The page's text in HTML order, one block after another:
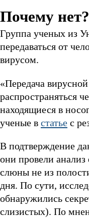
Почему нет?
Группа ученых из
передаваться от
вирусом.
«Передача
распространяться
находящиеся в
ученые в статье с
В подтверждение
они провели
слюны не из
дня. По сути,
обнаружились
слизистых). По